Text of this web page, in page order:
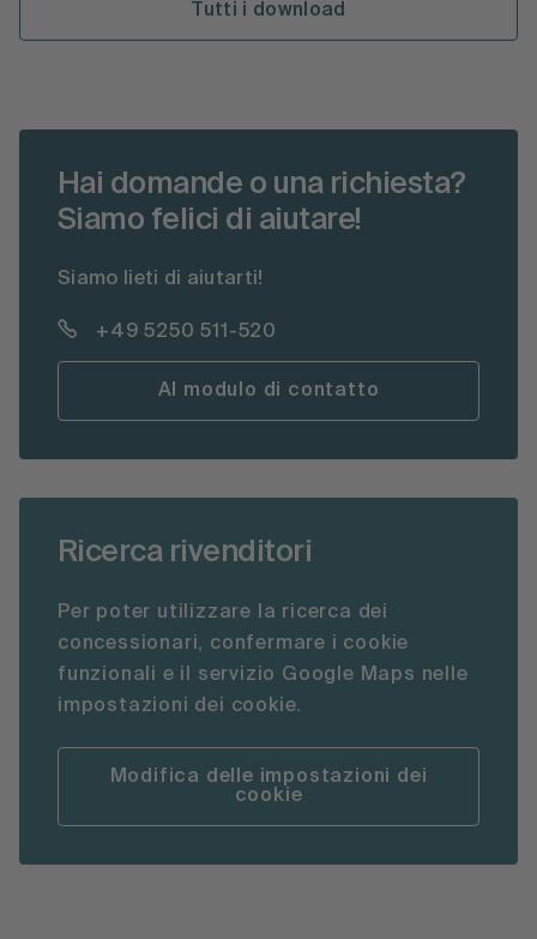
Tutti i download
Hai domande o una richiesta?
Siamo felici di aiutare!
Siamo lieti di aiutarti!
+49 5250 511-520
Al modulo di contatto
Ricerca rivenditori
Per poter utilizzare la ricerca dei
concessionari, confermare i cookie
funzionali e il servizio Google Maps nelle
impostazioni dei cookie.
Modifica delle impostazioni dei
cookie